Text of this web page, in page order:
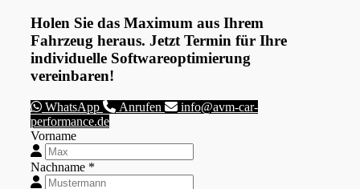
Holen Sie das Maximum aus Ihrem
Fahrzeug heraus. Jetzt Termin für Ihre
individuelle Softwareoptimierung
vereinbaren!
WhatsApp Anrufen
info@avm-car-
performance.de
Vorname
Nachname *